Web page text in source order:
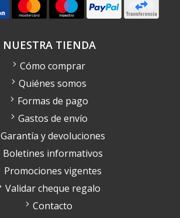
NUESTRA TIENDA
Cómo comprar
Quiénes somos
Formas de pago
Gastos de envío
Garantía y devoluciones
Boletines informativos
Promociones vigentes
Validar cheque regalo
Contacto